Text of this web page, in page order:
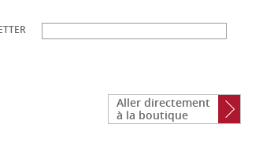
Aller directement
à la boutique